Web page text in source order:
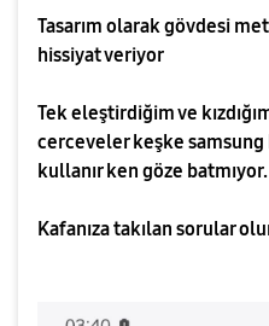
Tasarım olarak gövdesi
hissiyat veriyor
Tek eleştirdiğim ve
cerceveler keşke samsung
kullanır ken göze batmıyor.
Kafanıza takılan sorular